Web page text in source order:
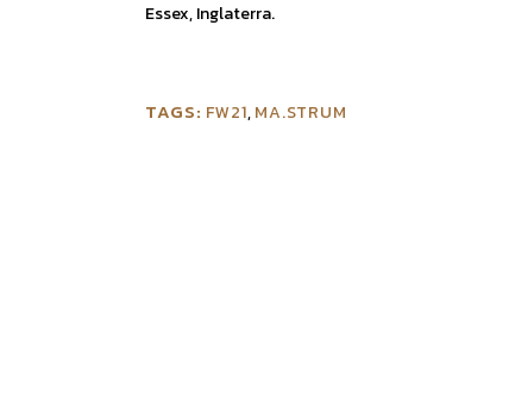
Essex, Inglaterra.
TAGS: FW21,MA.STRUM